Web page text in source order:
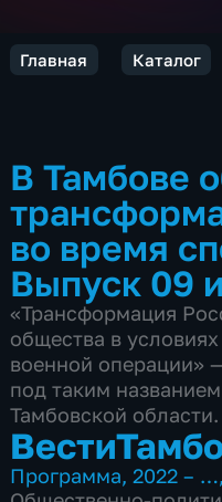
Главная Каталог
В Тамбове
во время
Выпуск 09
«Трансформация
общества в
военной операции»
под таким
Тамбовской области.
Программа,2022 – …,